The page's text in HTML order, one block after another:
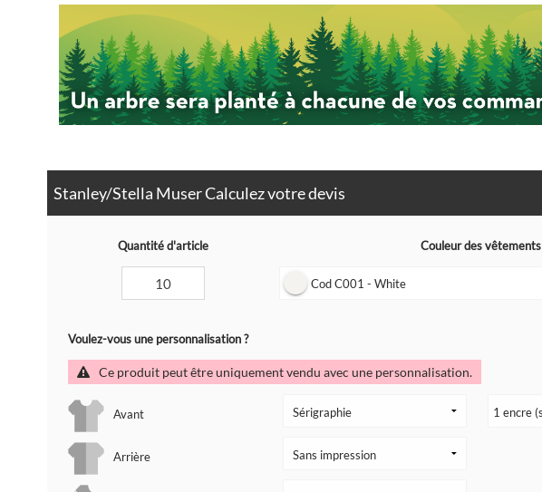
Stanley/Stella Muser Calculez votre devis
Quantité d'article Couleur des vêtements
Cod C001 - White
Voulez-vous une personnalisation ?
Ce produit peut être uniquement vendu avec une personnalisation.
Avant
Arrière